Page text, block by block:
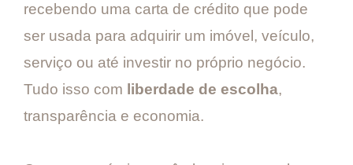
recebendo uma carta de crédito que pode
ser usada para adquirir um imóvel, veículo,
serviço ou até investir no próprio negócio.
Tudo isso com liberdade de escolha,
transparência e economia.